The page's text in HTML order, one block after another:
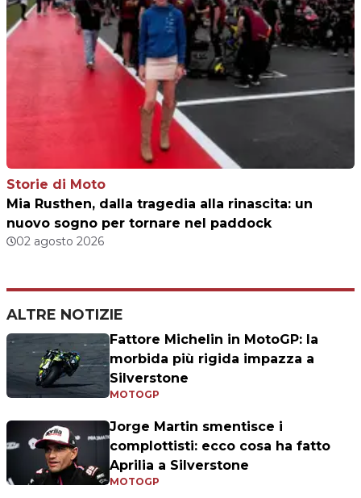
Storie di Moto
Mia Rusthen, dalla tragedia alla rinascita: un
nuovo sogno per tornare nel paddock
02 agosto 2026
ALTRE NOTIZIE
Fattore Michelin in MotoGP: la
morbida più rigida impazza a
Silverstone
MOTOGP
Jorge Martin smentisce i
complottisti: ecco cosa ha fatto
Aprilia a Silverstone
MOTOGP